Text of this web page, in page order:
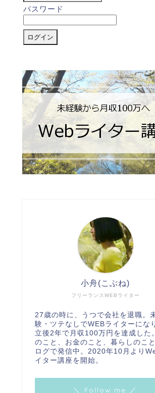
パスワード
フリーランスWEBライター
小舟(こぶね)
27歳の時に、うつで会社を退職。
験・ツテなしでWEBライターにな
立後2年で月収100万円を達成した
のこと、お金のこと、暮らしのこ
ログで発信中。2020年10月より
イター講座を開始。
＼ Follow me ／